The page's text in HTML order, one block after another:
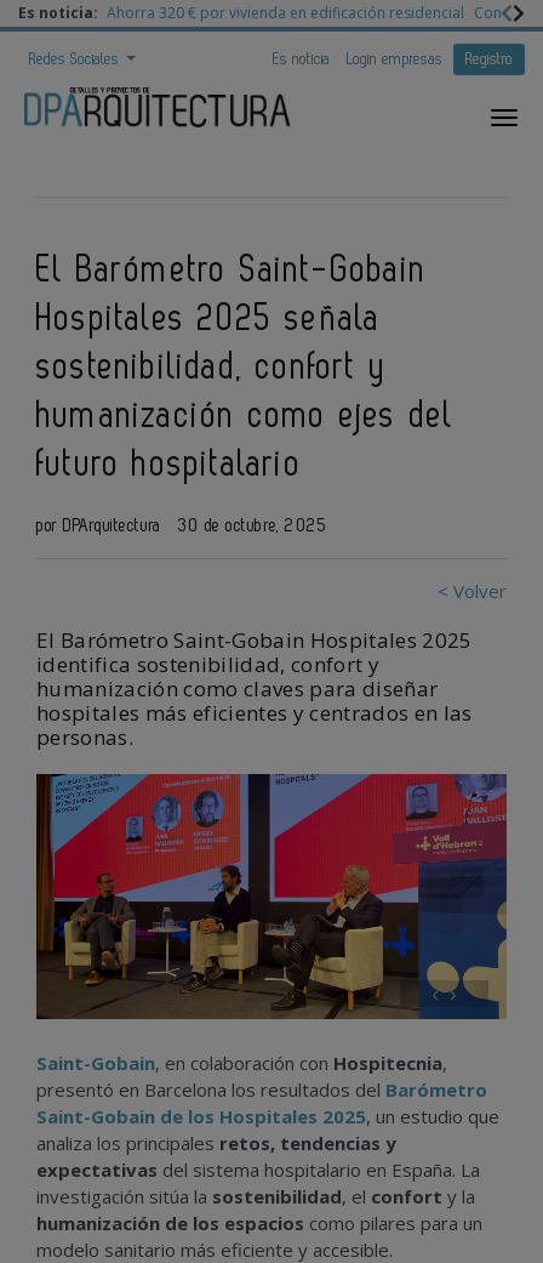
Es noticia: Ahorra 320 € por vivienda en edificación residencial
Redes Sociales Es noticia Login empresas Registro
El Barómetro Saint-Gobain
Hospitales 2025 señala
sostenibilidad, confort y
humanización como ejes del
futuro hospitalario
por DPArquitectura 30 de octubre, 2025
< Volver
El Barómetro Saint-Gobain Hospitales 2025
identifica sostenibilidad, confort y
humanización como claves para diseñar
hospitales más eficientes y centrados en las
personas.
‹ ›
Saint-Gobain, en colaboración con Hospitecnia,
presentó en Barcelona los resultados del Barómetro
Saint-Gobain de los Hospitales 2025, un estudio que
analiza los principales retos, tendencias y
expectativas del sistema hospitalario en España. La
investigación sitúa la sostenibilidad, el confort y la
humanización de los espacios como pilares para un
modelo sanitario más eficiente y accesible.